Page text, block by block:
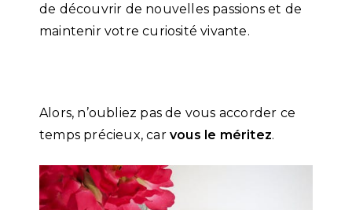
de découvrir de nouvelles passions et de
maintenir votre curiosité vivante.
Alors, n’oubliez pas de vous accorder ce
temps précieux, car vous le méritez.